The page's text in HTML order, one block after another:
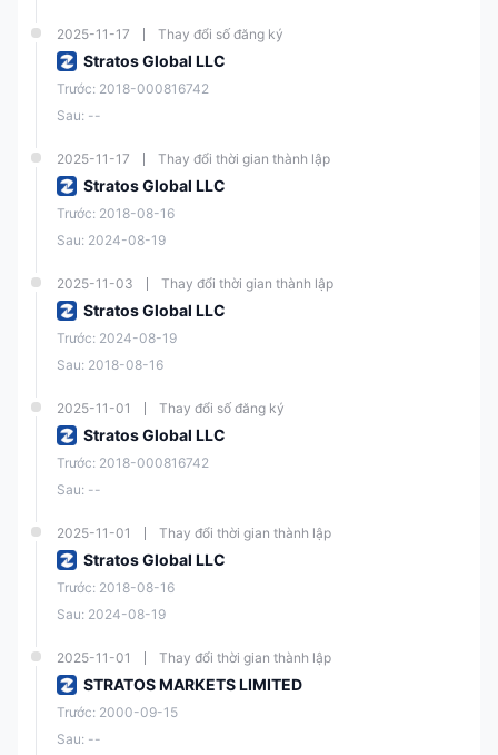
2025-11-17 Thay đổi số đăng ký
Stratos Global LLC
Trước: 2018-000816742
Sau: --
2025-11-17 Thay đổi thời gian thành lập
Stratos Global LLC
Trước: 2018-08-16
Sau: 2024-08-19
2025-11-03 Thay đổi thời gian thành lập
Stratos Global LLC
Trước: 2024-08-19
Sau: 2018-08-16
2025-11-01 Thay đổi số đăng ký
Stratos Global LLC
Trước: 2018-000816742
Sau: --
2025-11-01 Thay đổi thời gian thành lập
Stratos Global LLC
Trước: 2018-08-16
Sau: 2024-08-19
2025-11-01 Thay đổi thời gian thành lập
STRATOS MARKETS LIMITED
Trước: 2000-09-15
Sau: --